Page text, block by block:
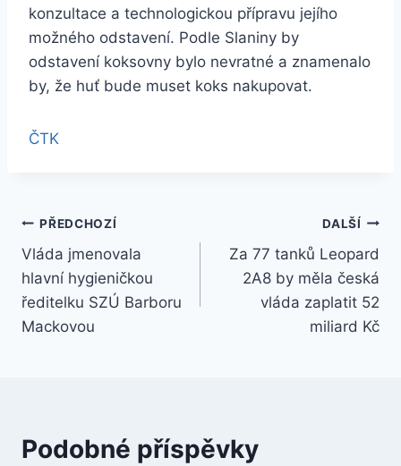
konzultace a technologickou přípravu jejího
možného odstavení. Podle Slaniny by
odstavení koksovny bylo nevratné a znamenalo
by, že huť bude muset koks nakupovat.
ČTK
Navigace
pro
příspěvek
PŘEDCHOZÍ
Vláda jmenovala
hlavní hygieničkou
ředitelku SZÚ Barboru
Mackovou
DALŠÍ
Za 77 tanků Leopard
2A8 by měla česká
vláda zaplatit 52
miliard Kč
Podobné příspěvky